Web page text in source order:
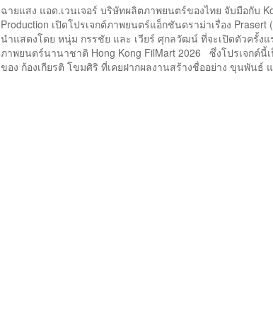
ฉายแสง แอด.เวนเจอร์ บริษัทผลิตภาพยนตร์ของไทย จับมือกับ
Production เปิดโปรเจกต์ภาพยนตร์แอ็กชันดราม่าเรื่อง Prasert
นำแสดงโดย หนุ่ม กรรชัย และ เวียร์ ศุกลวัฒน์ ที่จะเปิดตัวครั้ง
ภาพยนตร์นานาชาติ Hong Kong FilMart 2026 ซึ่งโปรเจกต์นี้
ของ ก้องเกียรติ โขมศิริ ที่เคยฝากผลงานสร้างชื่ออย่าง ขุนพันธ์